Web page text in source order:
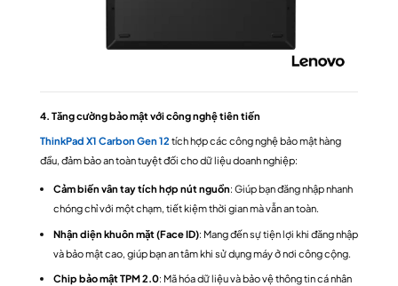
4. Tăng cường bảo mật với công nghệ tiên tiến
ThinkPad X1 Carbon Gen 12 tích hợp các công nghệ bảo mật hàng
đầu, đảm bảo an toàn tuyệt đối cho dữ liệu doanh nghiệp:
Cảm biến vân tay tích hợp nút nguồn: Giúp bạn đăng nhập nhanh
chóng chỉ với một chạm, tiết kiệm thời gian mà vẫn an toàn.
Nhận diện khuôn mặt (Face ID): Mang đến sự tiện lợi khi đăng nhập
và bảo mật cao, giúp bạn an tâm khi sử dụng máy ở nơi công cộng.
Chip bảo mật TPM 2.0: Mã hóa dữ liệu và bảo vệ thông tin cá nhân